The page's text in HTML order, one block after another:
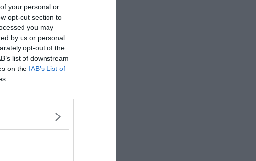
your personal or
opt-out section to
you may
by us or personal
opt-out of the
list of downstream
on the IAB’s List of